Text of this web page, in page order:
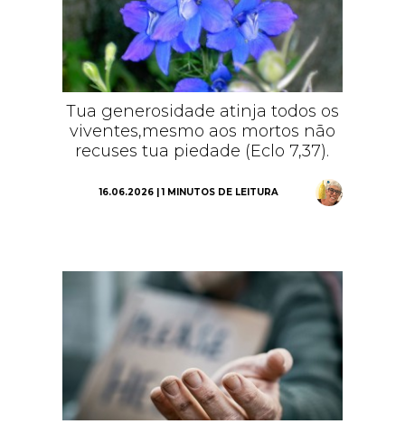
Tua generosidade atinja todos os
viventes,mesmo aos mortos não
recuses tua piedade (Eclo 7,37).
16.06.2026 | 1 MINUTOS DE LEITURA